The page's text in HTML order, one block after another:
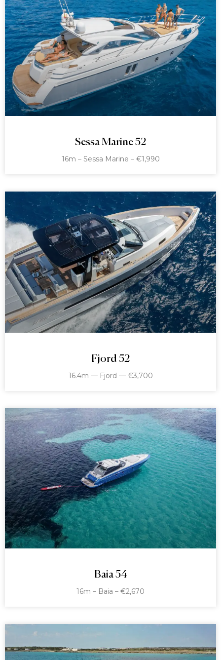
Sessa Marine 52
16m – Sessa Marine – €1,990
Fjord 52
16.4m — Fjord — €3,700
Baia 54
16m – Baia – €2,670